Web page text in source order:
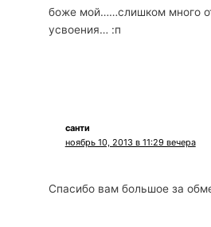
боже мой……слишком много
усвоения… :п
санти
ноябрь 10, 2013 в 11:29 вечера
Спасибо вам большое за